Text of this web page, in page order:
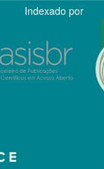
Indexado por